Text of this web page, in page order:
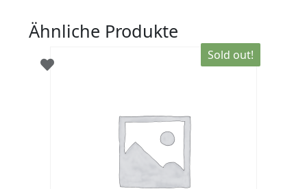
Ähnliche Produkte
Sold out!